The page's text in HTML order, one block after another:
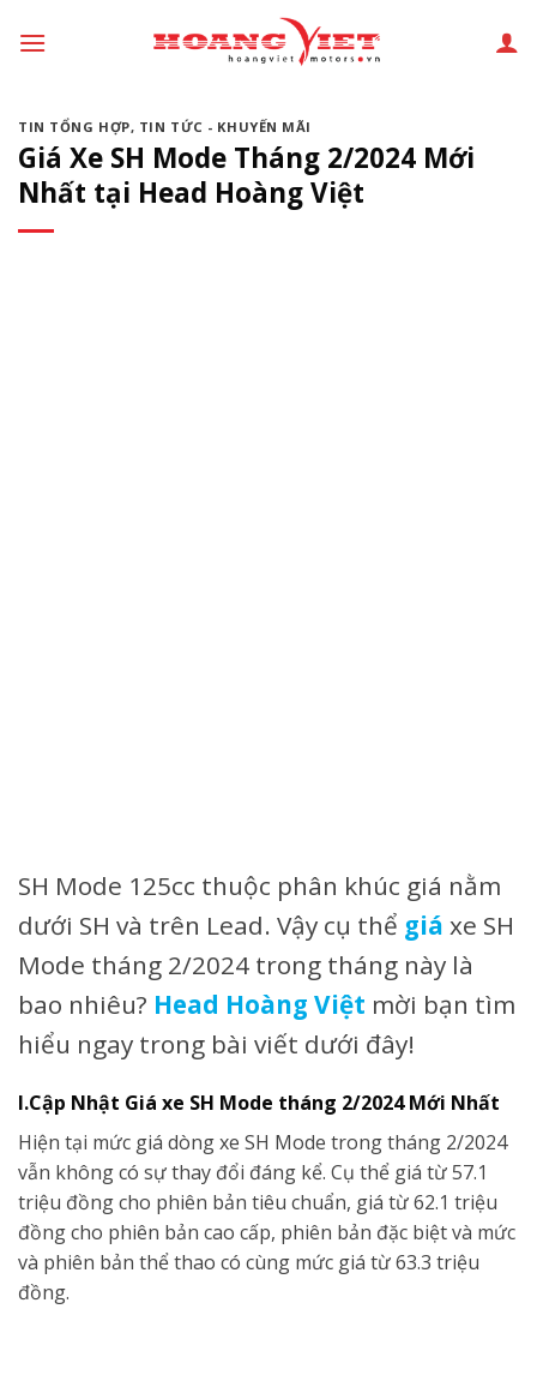
đến
dungTIN TỔNG HỢP, TIN TỨC - KHUYẾN MÃI
Giá Xe SH Mode Tháng 2/2024 Mới
Nhất tại Head Hoàng Việt
SH Mode 125cc thuộc phân khúc giá nằm
dưới SH và trên Lead. Vậy cụ thể giá xe SH
Mode tháng 2/2024 trong tháng này là
bao nhiêu? Head Hoàng Việt mời bạn tìm
hiểu ngay trong bài viết dưới đây!
I.Cập Nhật Giá xe SH Mode tháng 2/2024 Mới Nhất
Hiện tại mức giá dòng xe SH Mode trong tháng 2/2024
vẫn không có sự thay đổi đáng kể. Cụ thể giá từ 57.1
triệu đồng cho phiên bản tiêu chuẩn, giá từ 62.1 triệu
đồng cho phiên bản cao cấp, phiên bản đặc biệt và mức
và phiên bản thể thao có cùng mức giá từ 63.3 triệu
đồng.